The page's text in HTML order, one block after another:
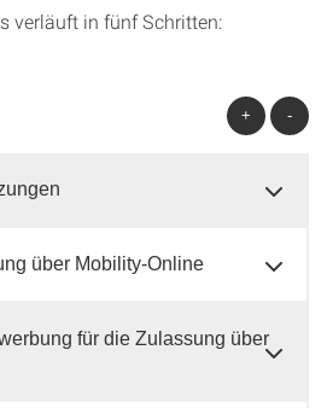
verläuft in fünf Schritten:
+ -
über Mobility-Online
für die Zulassung über